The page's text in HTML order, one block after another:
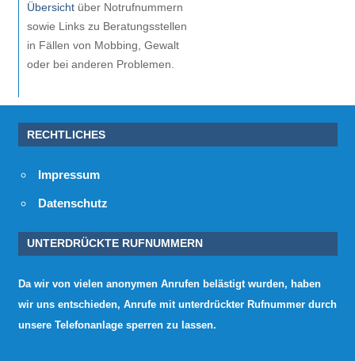
Übersichtüber Notrufnummern
sowie Links zu Beratungsstellen
in Fällen von Mobbing, Gewalt
oder bei anderen Problemen.
RECHTLICHES
Impressum
Datenschutz
UNTERDRÜCKTE RUFNUMMERN
Da wir von vielen anonymen Anrufen belästigt wurden, haben
wir uns entschieden, Anrufe mit unterdrückter Rufnummer durch
unsere Telefonanlage sperren zu lassen.